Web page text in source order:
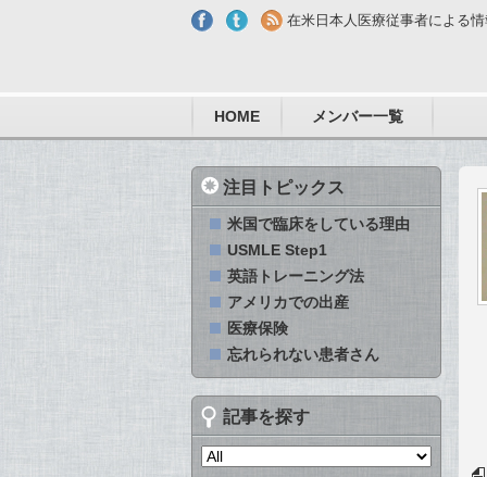
在米日本人医療従事者による
HOME メンバー一覧
注目トピックス
米国で臨床をしている理由
USMLE Step1
英語トレーニング法
アメリカでの出産
医療保険
忘れられない患者さん
記事を探す